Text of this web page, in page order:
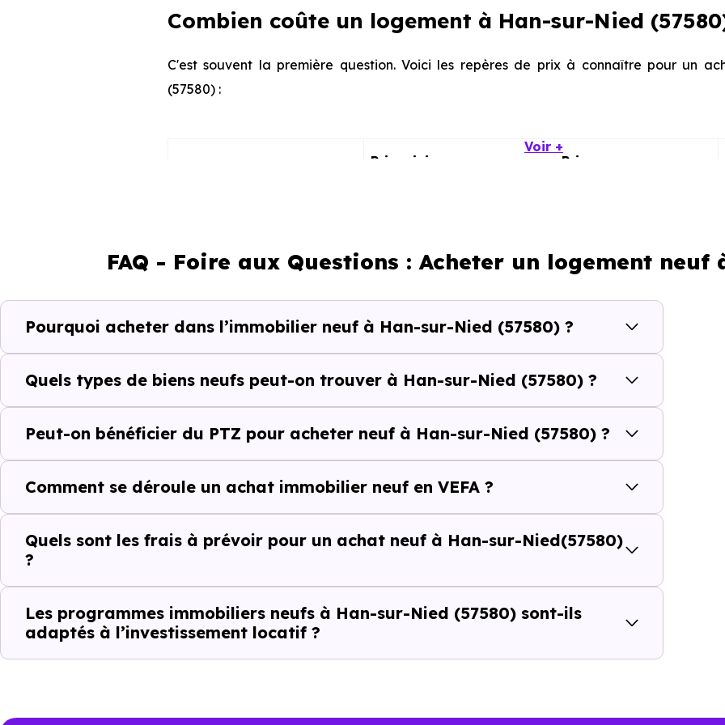
Combien coûte un logement à Han-sur-Nied
C'est souvent la première question. Voici les repères de prix à connaître pour un
(57580) :
Prix minimum Prix moyen
Maison
Ces prix varient selon la localisation dans la commune, la surface, les
programme. Notre moteur de recherche vous permet d'explorer et de filtrer l'ensemble
Han-sur-Nied (57580) selon votre budget.
Avec 82.1 % de propriétaires et [[PourcentageLocataires] % de locataires, Han-sur-
complémentaires : un marché de l'accession et un potentiel locatif à prendre
comparer au-delà du prix au m²
À première vue, leprix au m² d’un logement neuf à Han-sur-Nied (57580)
bien ancien. Pourtant, ce chiffre seul ne suffit pas à évaluer le vrai coût d’un achat
Voir +
FAQ - Foire aux Questions : Acheter un logement neuf
Pourquoi acheter dans l’immobilier neuf à Han-sur-Nied (57580) ?
Quels types de biens neufs peut-on trouver à Han-sur-Nied (57580) ?
Peut-on bénéficier du PTZ pour acheter neuf à Han-sur-Nied (57580) ?
Comment se déroule un achat immobilier neuf en VEFA ?
Quels sont les frais à prévoir pour un achat neuf à Han-sur-Nied(57580)
?
Les programmes immobiliers neufs à Han-sur-Nied (57580) sont-ils
adaptés à l’investissement locatif ?